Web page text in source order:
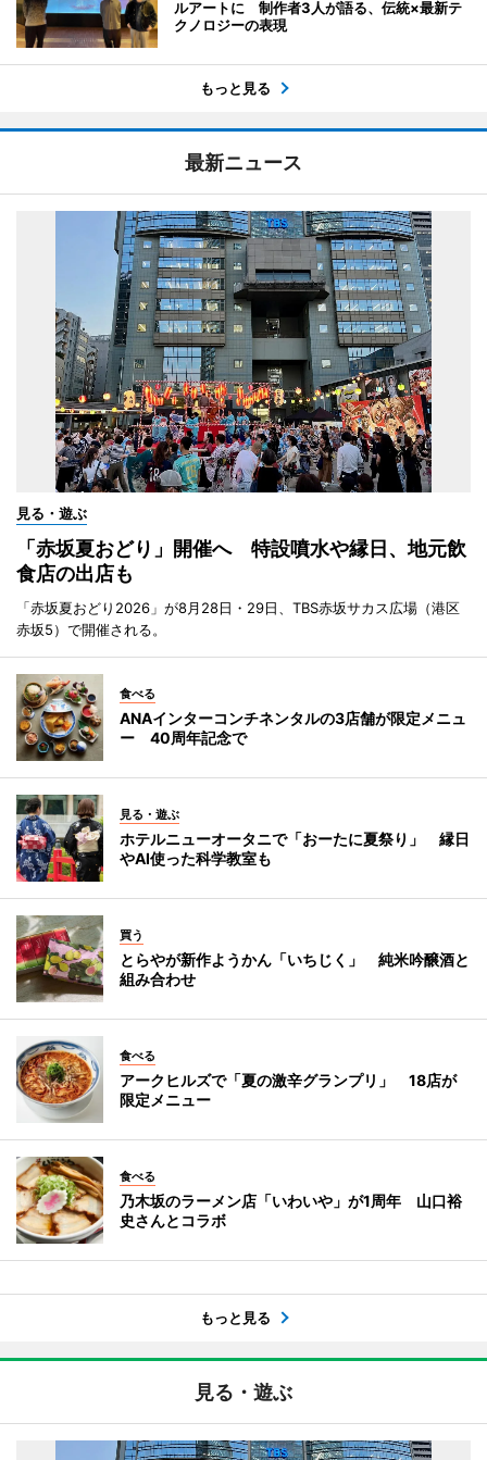
ルアートに 制作者3人が語る、伝統×最新テ
クノロジーの表現
もっと見る
最新ニュース
見る・遊ぶ
「赤坂夏おどり」開催へ 特設噴水や縁日、地元飲
食店の出店も
「赤坂夏おどり2026」が8月28日・29日、TBS赤坂サカス広場（港区
赤坂5）で開催される。
食べる
ANAインターコンチネンタルの3店舗が限定メニュ
ー 40周年記念で
見る・遊ぶ
ホテルニューオータニで「おーたに夏祭り」 縁日
やAI使った科学教室も
買う
とらやが新作ようかん「いちじく」 純米吟醸酒と
組み合わせ
食べる
アークヒルズで「夏の激辛グランプリ」 18店が
限定メニュー
食べる
乃木坂のラーメン店「いわいや」が1周年 山口裕
史さんとコラボ
もっと見る
見る・遊ぶ